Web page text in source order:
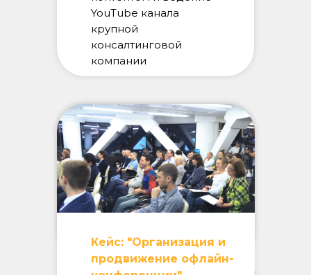
YouTube канала
крупной
консалтинговой
компании
Кейс: "Организация и
продвижение офлайн-